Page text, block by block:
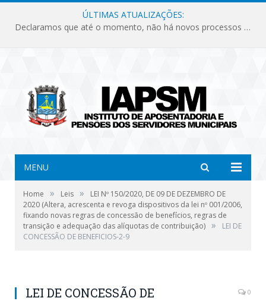
ÚLTIMAS ATUALIZAÇÕES:
Declaramos que até o momento, não há novos processos licitatórios para o Instituto de Previdência no ano de 2026.
MENU
Home » Leis »
LEI Nº 150/2020, DE 09 DE DEZEMBRO DE
2020 (Altera, acrescenta e revoga dispositivos da lei nº 001/2006,
fixando novas regras de concessão de benefícios, regras de
transição e adequação das alíquotas de contribuição) »
LEI DE
CONCESSÃO DE BENEFICIOS-2-9
LEI DE CONCESSÃO DE
0